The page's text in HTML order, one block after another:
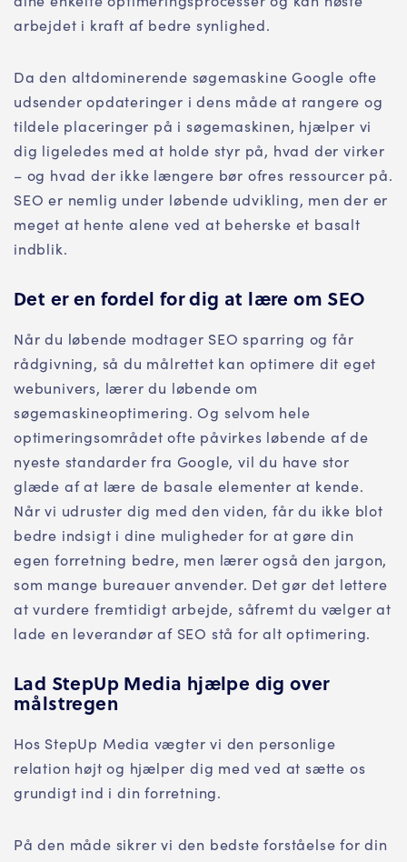
arbejdet i kraft af bedre synlighed.
Da den altdominerende søgemaskine Google ofte
udsender opdateringer i dens måde at rangere og
tildele placeringer på i søgemaskinen, hjælper vi
dig ligeledes med at holde styr på, hvad der virker
– og hvad der ikke længere bør ofres ressourcer på.
SEO er nemlig under løbende udvikling, men der er
meget at hente alene ved at beherske et basalt
indblik.
Det er en fordel for dig at lære om SEO
Når du løbende modtager SEO sparring og får
rådgivning, så du målrettet kan optimere dit eget
webunivers, lærer du løbende om
søgemaskineoptimering. Og selvom hele
optimeringsområdet ofte påvirkes løbende af de
nyeste standarder fra Google, vil du have stor
glæde af at lære de basale elementer at kende.
Når vi udruster dig med den viden, får du ikke blot
bedre indsigt i dine muligheder for at gøre din
egen forretning bedre, men lærer også den jargon,
som mange bureauer anvender. Det gør det lettere
at vurdere fremtidigt arbejde, såfremt du vælger at
lade en leverandør af SEO stå for alt optimering.
Lad StepUp Media hjælpe dig over
målstregen
Hos StepUp Media vægter vi den personlige
relation højt og hjælper dig med ved at sætte os
grundigt ind i din forretning.
På den måde sikrer vi den bedste forståelse for din